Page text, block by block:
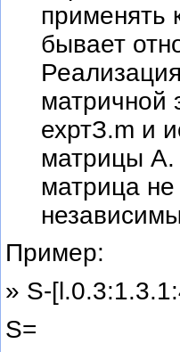
применять
бывает
матричной
ехртЗ.m и
матрицы А.
матрица
Пример:
» S-
S=